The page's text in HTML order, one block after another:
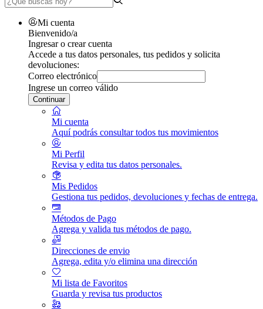
Mi cuenta
Bienvenido/a
Ingresar o crear cuenta
Accede a tus datos personales, tus pedidos y solicita
devoluciones:
Correo electrónico
Ingrese un correo válido
Continuar
Mi cuenta
Aquí podrás consultar todos tus movimientos
Mi Perfil
Revisa y edita tus datos personales.
Mis Pedidos
Gestiona tus pedidos, devoluciones y fechas de entrega.
Métodos de Pago
Agrega y valida tus métodos de pago.
Direcciones de envio
Agrega, edita y/o elimina una dirección
Mi lista de Favoritos
Guarda y revisa tus productos